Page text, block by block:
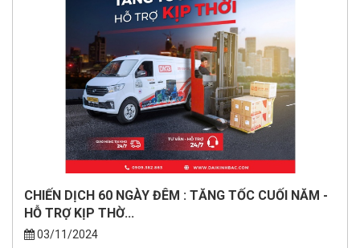
CHIẾN DỊCH 60 NGÀY ĐÊM : TĂNG TỐC CUỐI NĂM -
HỖ TRỢ KỊP THỜ...
03/11/2024